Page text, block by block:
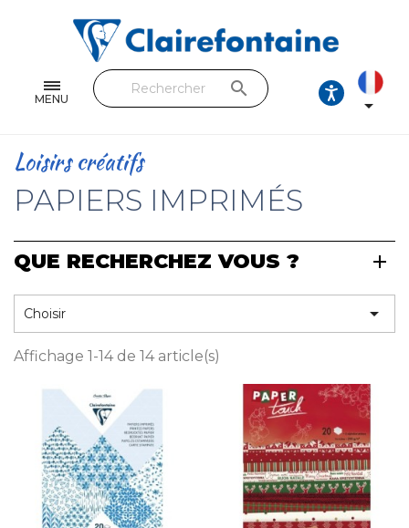
MENU
Feuilles & Copies
Beaux-arts & Dessin
Loisirs créatifs
Cuir & trousses
RETROUVEZ NOS COLLECTIONS
search

Loisirs créatifs
PAPIERS IMPRIMÉS
QUE RECHERCHEZ VOUS ?
Choisir 
Affichage 1-14 de 14 article(s)